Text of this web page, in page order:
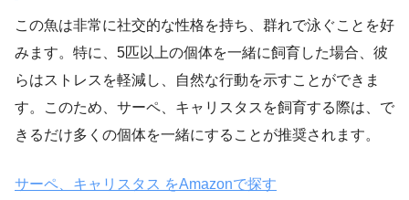
この魚は非常に社交的な性格を持ち、群れで泳ぐことを好
みます。特に、5匹以上の個体を一緒に飼育した場合、彼
らはストレスを軽減し、自然な行動を示すことができま
す。このため、サーペ、キャリスタスを飼育する際は、で
きるだけ多くの個体を一緒にすることが推奨されます。
サーペ、キャリスタス をAmazonで探す